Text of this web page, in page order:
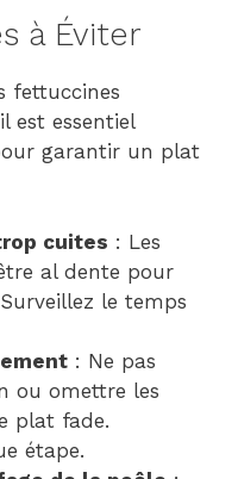
à Éviter
fettuccines
est essentiel
garantir un plat
cuites : Les
al dente pour
le temps
: Ne pas
ou omettre les
plat fade.
étape.